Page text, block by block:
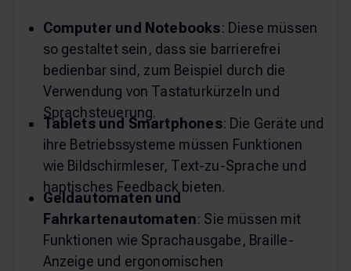
Computer und Notebooks: Diese müssen
so gestaltet sein, dass sie barrierefrei
bedienbar sind, zum Beispiel durch die
Verwendung von Tastaturkürzeln und
Sprachsteuerung.
Tablets und Smartphones: Die Geräte und
ihre Betriebssysteme müssen Funktionen
wie Bildschirmleser, Text-zu-Sprache und
haptisches Feedback bieten.
Geldautomaten und
Fahrkartenautomaten: Sie müssen mit
Funktionen wie Sprachausgabe, Braille-
Anzeige und ergonomischen